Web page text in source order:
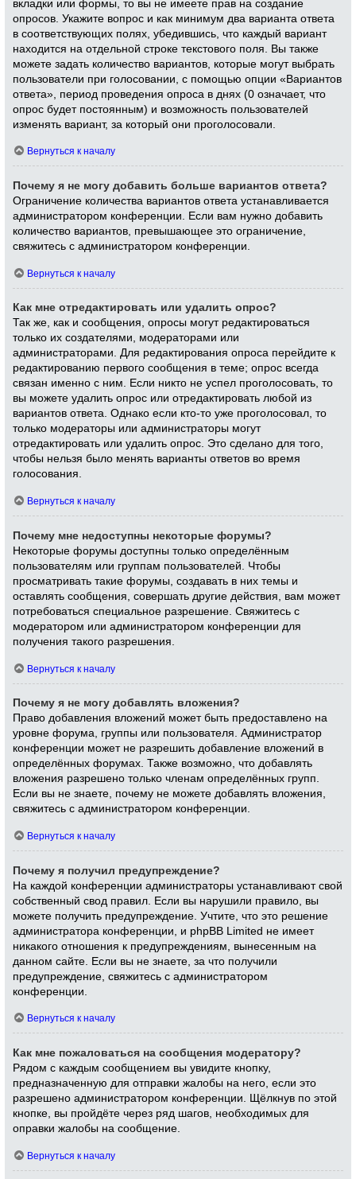
вкладки или формы, то вы не имеете прав на создание
опросов. Укажите вопрос и как минимум два варианта ответа
в соответствующих полях, убедившись, что каждый вариант
находится на отдельной строке текстового поля. Вы также
можете задать количество вариантов, которые могут выбрать
пользователи при голосовании, с помощью опции «Вариантов
ответа», период проведения опроса в днях (0 означает, что
опрос будет постоянным) и возможность пользователей
изменять вариант, за который они проголосовали.
Вернуться к началу
Почему я не могу добавить больше вариантов ответа?
Ограничение количества вариантов ответа устанавливается
администратором конференции. Если вам нужно добавить
количество вариантов, превышающее это ограничение,
свяжитесь с администратором конференции.
Вернуться к началу
Как мне отредактировать или удалить опрос?
Так же, как и сообщения, опросы могут редактироваться
только их создателями, модераторами или
администраторами. Для редактирования опроса перейдите к
редактированию первого сообщения в теме; опрос всегда
связан именно с ним. Если никто не успел проголосовать, то
вы можете удалить опрос или отредактировать любой из
вариантов ответа. Однако если кто-то уже проголосовал, то
только модераторы или администраторы могут
отредактировать или удалить опрос. Это сделано для того,
чтобы нельзя было менять варианты ответов во время
голосования.
Вернуться к началу
Почему мне недоступны некоторые форумы?
Некоторые форумы доступны только определённым
пользователям или группам пользователей. Чтобы
просматривать такие форумы, создавать в них темы и
оставлять сообщения, совершать другие действия, вам может
потребоваться специальное разрешение. Свяжитесь с
модератором или администратором конференции для
получения такого разрешения.
Вернуться к началу
Почему я не могу добавлять вложения?
Право добавления вложений может быть предоставлено на
уровне форума, группы или пользователя. Администратор
конференции может не разрешить добавление вложений в
определённых форумах. Также возможно, что добавлять
вложения разрешено только членам определённых групп.
Если вы не знаете, почему не можете добавлять вложения,
свяжитесь с администратором конференции.
Вернуться к началу
Почему я получил предупреждение?
На каждой конференции администраторы устанавливают свой
собственный свод правил. Если вы нарушили правило, вы
можете получить предупреждение. Учтите, что это решение
администратора конференции, и phpBB Limited не имеет
никакого отношения к предупреждениям, вынесенным на
данном сайте. Если вы не знаете, за что получили
предупреждение, свяжитесь с администратором
конференции.
Вернуться к началу
Как мне пожаловаться на сообщения модератору?
Рядом с каждым сообщением вы увидите кнопку,
предназначенную для отправки жалобы на него, если это
разрешено администратором конференции. Щёлкнув по этой
кнопке, вы пройдёте через ряд шагов, необходимых для
оправки жалобы на сообщение.
Вернуться к началу